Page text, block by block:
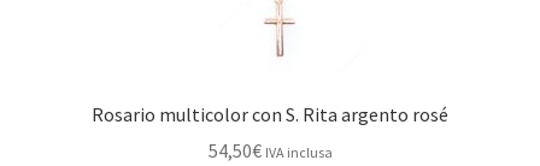
Rosario multicolor con S. Rita argento rosé
54,50€ IVA inclusa